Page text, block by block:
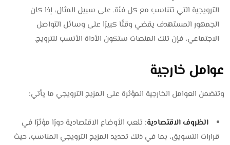
الترويجية التي تتناسب مع كل فئة. على سبيل المثال، إذا كان
الجمهور المستهدف يقضي وقتًا كبيرًا على وسائل التواصل
الاجتماعي، فإن تلك المنصات ستكون الأداة الأنسب للترويج.
عوامل خارجية
وتتضمن العوامل الخارجية المؤثرة على المزيج الترويجي ما يأتي:
الظروف الاقتصادية: تلعب الأوضاع الاقتصادية دورًا مؤثرًا في
قرارات التسويق، بما في ذلك تحديد المزيج الترويجي المناسب، حيث